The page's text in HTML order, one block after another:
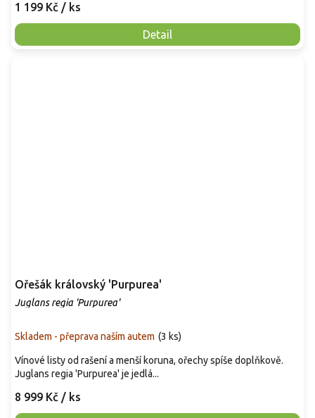
1 199 Kč / ks
Detail
Ořešák královský 'Purpurea'
Juglans regia 'Purpurea'
Skladem - přeprava naším autem (3 ks)
8 999 Kč / ks
Vínové listy od rašení a menší koruna, ořechy spíše doplňkově.
Juglans regia 'Purpurea' je jedlá...